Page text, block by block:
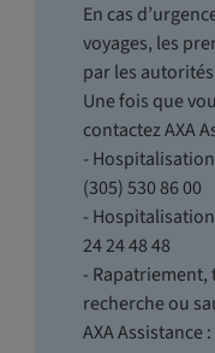
En cas
voyages, les
par les
Une fois que
contactez AXA
-
(305) 530 86 00
-
24 24 48 48
-
recherche ou
AXA Assistance :